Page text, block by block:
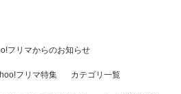
フリマからのお知らせ
フリマ特集 カテゴリ一覧